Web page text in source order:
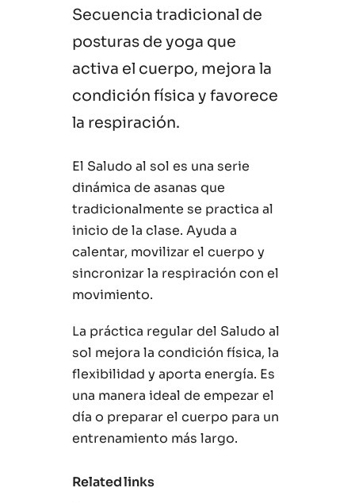
Secuencia tradicional de
posturas de yoga que
activa el cuerpo, mejora la
condición física y favorece
la respiración.
El Saludo al sol es una serie
dinámica de asanas que
tradicionalmente se practica al
inicio de la clase. Ayuda a
calentar, movilizar el cuerpo y
sincronizar la respiración con el
movimiento.
La práctica regular del Saludo al
sol mejora la condición física, la
flexibilidad y aporta energía. Es
una manera ideal de empezar el
día o preparar el cuerpo para un
entrenamiento más largo.
Related links